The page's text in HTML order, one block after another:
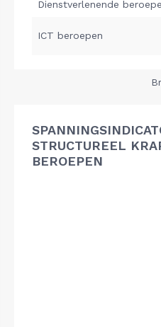
STRUCTUREEL
BEROEPEN